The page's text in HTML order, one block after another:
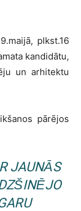
plkst.16
kandidātu,
un arhitektu
pārējos
JAUNĀS